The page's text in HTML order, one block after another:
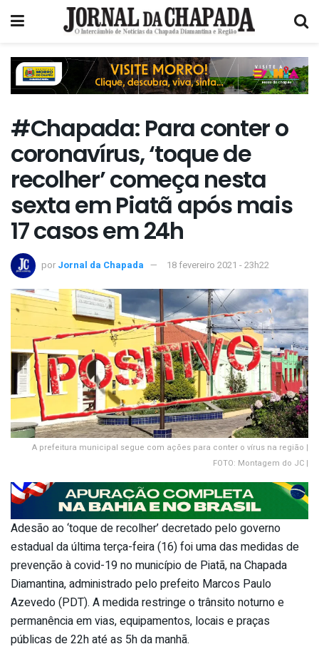
#Chapada: Para conter o
coronavírus, ‘toque de
recolher’ começa nesta
sexta em Piatã após mais
17 casos em 24h
por Jornal da Chapada 18 fevereiro 2021 - 23h22
A prefeitura municipal segue com ações para conter o vírus na região |
FOTO: Montagem do JC |
Adesão ao ‘toque de recolher’ decretado pelo governo
estadual da última terça-feira (16) foi uma das medidas de
prevenção à covid-19 no município de Piatã, na Chapada
Diamantina, administrado pelo prefeito Marcos Paulo
Azevedo (PDT). A medida restringe o trânsito noturno e
permanência em vias, equipamentos, locais e praças
públicas de 22h até as 5h da manhã.